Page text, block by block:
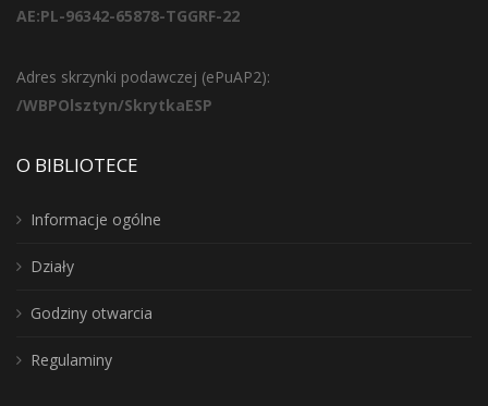
AE:PL-96342-65878-TGGRF-22
Adres skrzynki podawczej (ePuAP2):
/WBPOlsztyn/SkrytkaESP
O BIBLIOTECE
Informacje ogólne
Działy
Godziny otwarcia
Regulaminy